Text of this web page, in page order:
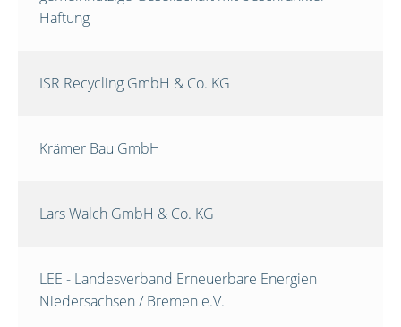
Haftung
ISR Recycling GmbH & Co. KG
Krämer Bau GmbH
Lars Walch GmbH & Co. KG
LEE - Landesverband Erneuerbare Energien
Niedersachsen / Bremen e.V.